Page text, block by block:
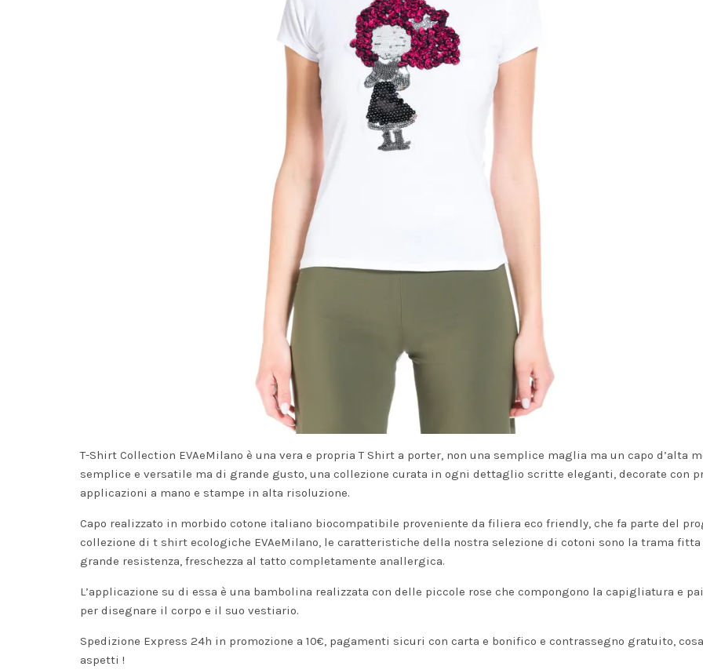
T-Shirt Collection EVAeMilano è una vera e propria T Shirt a porter, non una semplice maglia ma un capo d’alta
semplice e versatile ma di grande gusto, una collezione curata in ogni dettaglio scritte eleganti, decorate con
applicazioni a mano e stampe in alta risoluzione.
Capo realizzato in morbido cotone italiano biocompatibile proveniente da filiera eco friendly, che fa parte del
collezione di t shirt ecologiche EVAeMilano, le caratteristiche della nostra selezione di cotoni sono la trama fitta
grande resistenza, freschezza al tatto completamente anallergica.
L’applicazione su di essa è una bambolina realizzata con delle piccole rose che compongono la capigliatura e
per disegnare il corpo e il suo vestiario.
Spedizione Express 24h in promozione a 10€, pagamenti sicuri con carta e bonifico e contrassegno gratuito, cosa
aspetti !